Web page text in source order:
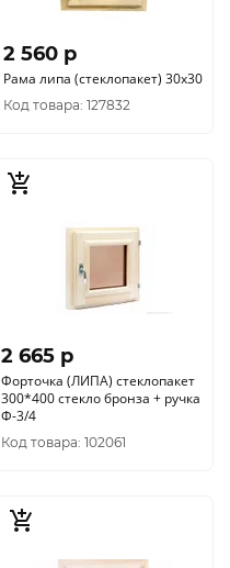
2 560 p
Рама липа (стеклопакет) 30х30
Код товара: 127832
2 665 p
Форточка (ЛИПА) стеклопакет
300*400 стекло бронза + ручка
Ф-3/4
Код товара: 102061